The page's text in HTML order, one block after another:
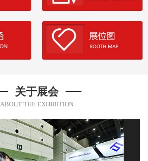
关于展会
ABOUT THE EXHIBITION